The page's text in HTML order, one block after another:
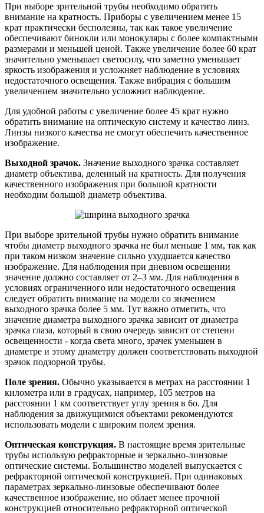
При выборе зрительной трубы необходимо обратить
внимание на кратность. Приборы с увеличением менее 15
крат практически бесполезны, так как такое увеличение
обеспечивают бинокли или монокуляры с более компактными
размерами и меньшей ценой. Также увеличение более 60 крат
значительно уменьшает светосилу, что заметно уменьшает
яркость изображения и усложняет наблюдение в условиях
недостаточного освещения. Также вибрация с большим
увеличением значительно усложнит наблюдение.
Для удобной работы с увеличение более 45 крат нужно
обратить внимание на оптическую систему и качество линз.
Линзы низкого качества не смогут обеспечить качественное
изображение.
Выходной зрачок. Значение выходного зрачка составляет
диаметр объектива, деленный на кратность. Для получения
качественного изображения при большой кратности
необходим большой диаметр объектива.
При выборе зрительной трубы нужно обратить внимание
чтобы диаметр выходного зрачка не был меньше 1 мм, так как
при таком низком значение сильно ухудшается качество
изображение. Для наблюдения при дневном освещении
значение должно составляет от 2–3 мм. Для наблюдения в
условиях ограниченного или недостаточного освещения
следует обратить внимание на модели со значением
выходного зрачка более 5 мм. Тут важно отметить, что
значение диаметра выходного зрачка зависит от диаметра
зрачка глаза, который в свою очередь зависит от степени
освещенности - когда света много, зрачек уменьшен в
диаметре и этому диаметру должен соответствовать выходной
зрачок подзорной трубы.
Поле зрения. Обычно указывается в метрах на расстоянии 1
километра или в градусах, например, 105 метров на
расстоянии 1 км соответствует углу зрения в 6o. Для
наблюдения за движущимися объектами рекомендуются
использовать модели с широким полем зрения.
Оптическая конструкция. В настоящие время зрительные
трубы использую рефракторные и зеркально-линзовые
оптические системы. Большинство моделей выпускается с
рефракторной оптической конструкцией. При одинаковых
параметрах зеркально-линзовые обеспечивают более
качественное изображение, но облает менее прочной
конструкцией относительно рефракторной оптической